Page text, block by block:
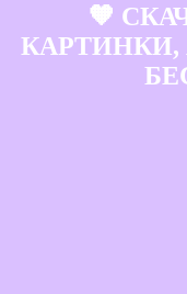
🧡